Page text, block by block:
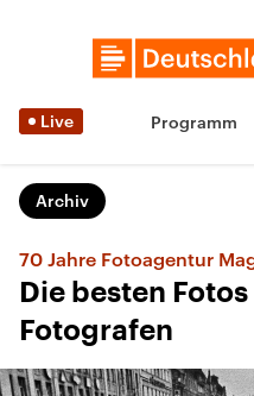
Live Programm
Archiv
70 Jahre Fotoagentur
Die besten
Fotografen